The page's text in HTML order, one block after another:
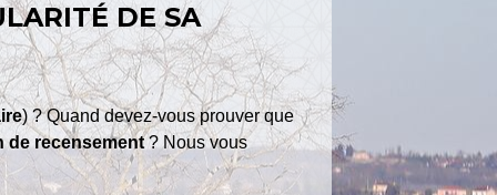
DE SA
) ? Quand devez-vous prouver que
de recensement? Nous vous